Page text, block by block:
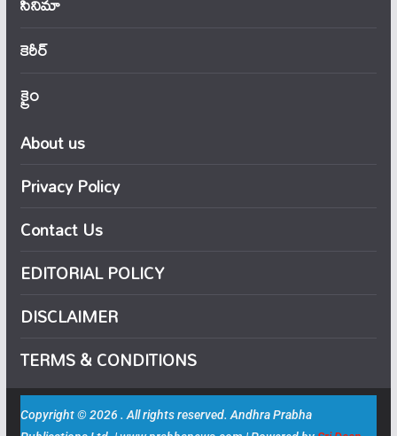
కెరీర్
క్రైం
About us
Privacy Policy
Contact Us
EDITORIAL POLICY
DISCLAIMER
TERMS & CONDITIONS
Copyright © 2026 . All rights reserved. Andhra Prabha